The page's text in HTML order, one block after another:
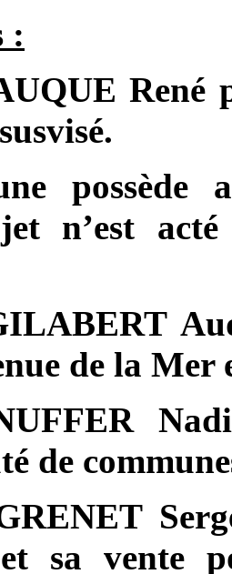
:
René
possède
n’est
de la Mer
de
sa vente